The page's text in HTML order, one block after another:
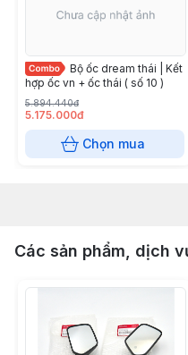
Bộ ốc dream thái | Kết
hợp ốc vn + ốc thái ( số 10 )
5.894.440đ
5.175.000đ
Chọn mua
Các sản phẩm, dịch